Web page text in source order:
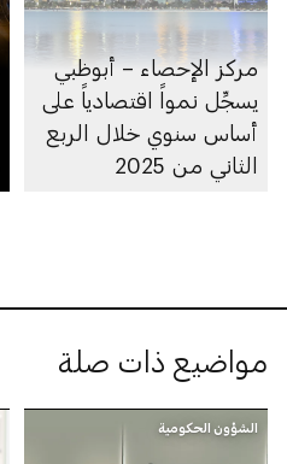
مركز الإحصاء – أبوظبي
يسجِّل نمواً اقتصادياً على
أساس سنوي خلال الربع
الثاني من 2025
مواضيع ذات صلة
الشؤون الحكومية